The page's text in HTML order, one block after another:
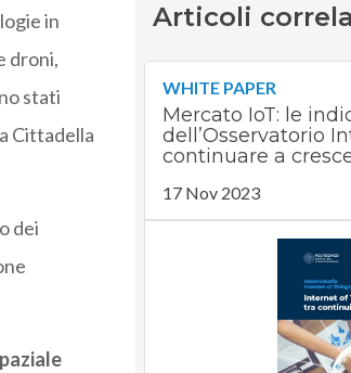
in
droni,
stati
Cittadella
dei
Articoli
WHITE PAPER
Mercato IoT: le
dell’Osservatorio
continuare a
17 Nov 2023